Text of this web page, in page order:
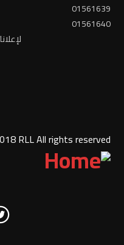
01561639
01561640
RLL All rights reserved